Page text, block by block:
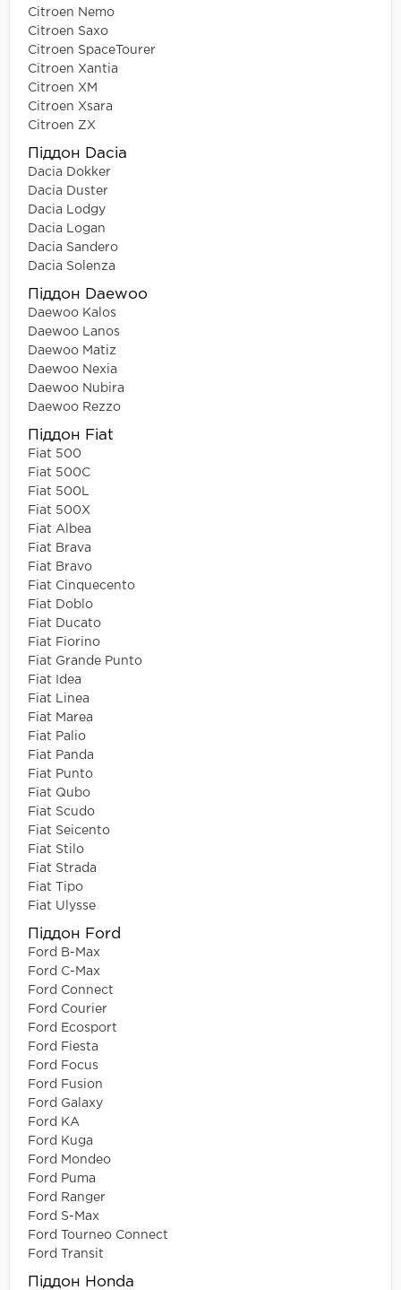
Citroen Nemo
Citroen Saxo
Citroen SpaceTourer
Citroen Xantia
Citroen XM
Citroen Xsara
Citroen ZX
Піддон Dacia
Dacia Dokker
Dacia Duster
Dacia Lodgy
Dacia Logan
Dacia Sandero
Dacia Solenza
Піддон Daewoo
Daewoo Kalos
Daewoo Lanos
Daewoo Matiz
Daewoo Nexia
Daewoo Nubira
Daewoo Rezzo
Піддон Fiat
Fiat 500
Fiat 500C
Fiat 500L
Fiat 500X
Fiat Albea
Fiat Brava
Fiat Bravo
Fiat Cinquecento
Fiat Doblo
Fiat Ducato
Fiat Fiorino
Fiat Grande Punto
Fiat Idea
Fiat Linea
Fiat Marea
Fiat Palio
Fiat Panda
Fiat Punto
Fiat Qubo
Fiat Scudo
Fiat Seicento
Fiat Stilo
Fiat Strada
Fiat Tipo
Fiat Ulysse
Піддон Ford
Ford B-Max
Ford C-Max
Ford Connect
Ford Courier
Ford Ecosport
Ford Fiesta
Ford Focus
Ford Fusion
Ford Galaxy
Ford KA
Ford Kuga
Ford Mondeo
Ford Puma
Ford Ranger
Ford S-Max
Ford Tourneo Connect
Ford Transit
Піддон Honda